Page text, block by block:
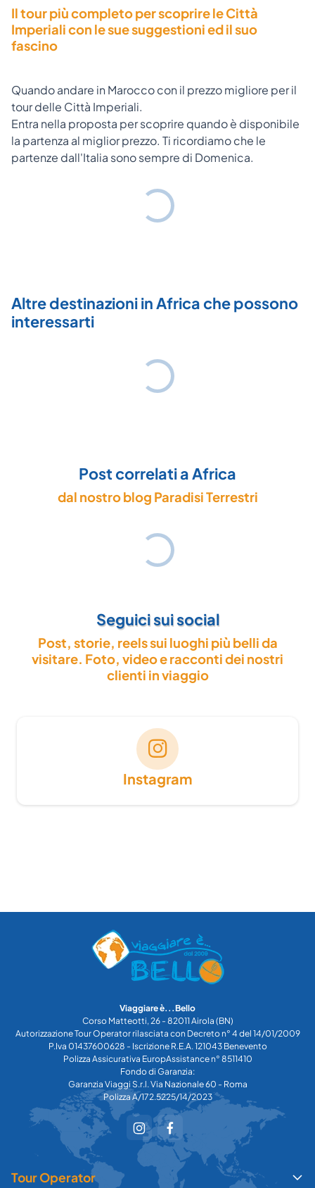
Il tour più completo per scoprire le Città
Imperiali con le sue suggestioni ed il suo
fascino
Quando andare in Marocco con il prezzo migliore per il
tour delle Città Imperiali.
Entra nella proposta per scoprire quando è disponibile
la partenza al miglior prezzo. Ti ricordiamo che le
partenze dall'Italia sono sempre di Domenica.
Altre destinazioni in Africa che possono
interessarti
Post correlati a Africa
dal nostro blog Paradisi Terrestri
Seguici sui social
Post, storie, reels sui luoghi più belli da
visitare. Foto, video e racconti dei nostri
clienti in viaggio
Instagram
Viaggiare è...Bello
Corso Matteotti, 26 - 82011 Airola (BN)
Autorizzazione Tour Operator rilasciata con Decreto n° 4 del 14/01/2009
P.Iva 01437600628 - Iscrizione R.E.A. 121043 Benevento
Polizza Assicurativa EuropAssistance n° 8511410
Fondo di Garanzia:
Garanzia Viaggi S.r.l. Via Nazionale 60 - Roma
Polizza A/172.5225/14/2023
Tour Operator